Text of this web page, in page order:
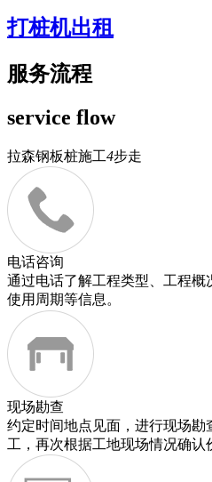
打桩机出租
服务流程
service flow
拉森钢板桩施工4步走
电话咨询
通过电话了解工程类型、工程概
使用周期等信息。
现场勘查
约定时间地点见面，进行现场
工，再次根据工地现场情况确认